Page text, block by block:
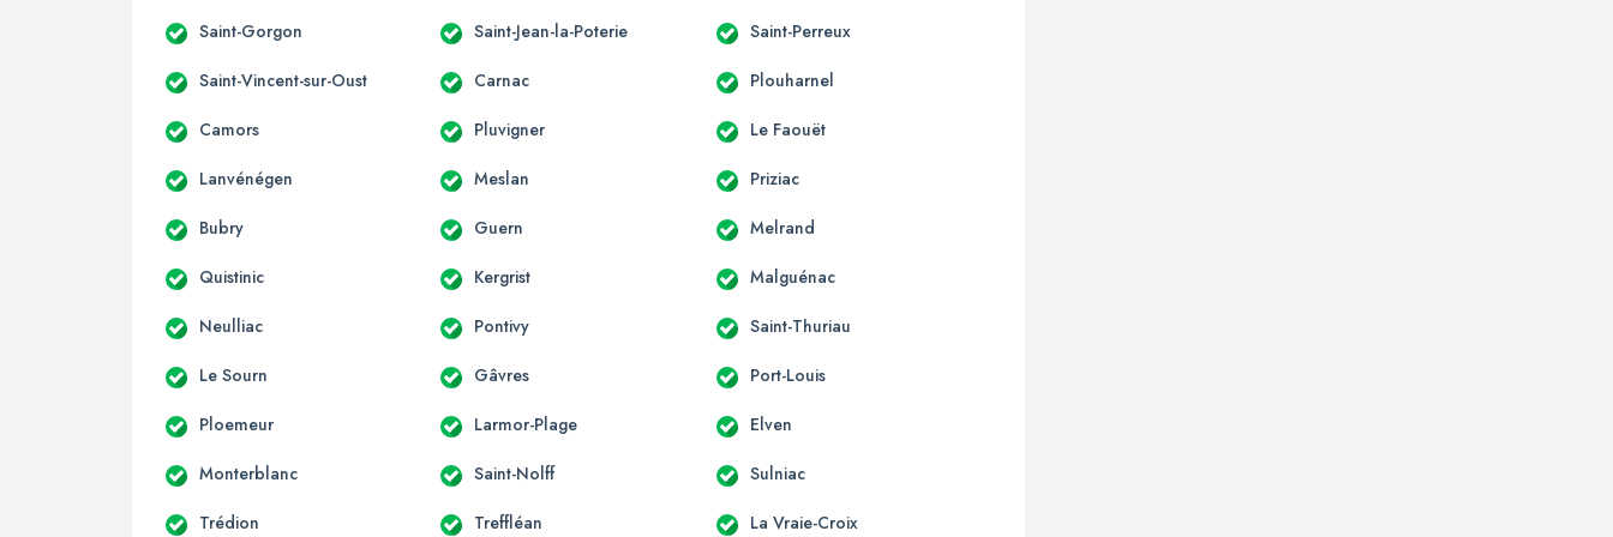
Saint-Gorgon Saint-Jean-la-Poterie Saint-Perreux
Saint-Vincent-sur-Oust Carnac Plouharnel
Camors Pluvigner Le Faouët
Lanvénégen Meslan Priziac
Bubry Guern Melrand
Quistinic Kergrist Malguénac
Neulliac Pontivy Saint-Thuriau
Le Sourn Gâvres Port-Louis
Ploemeur Larmor-Plage Elven
Monterblanc Saint-Nolff Sulniac
Trédion Treffléan La Vraie-Croix